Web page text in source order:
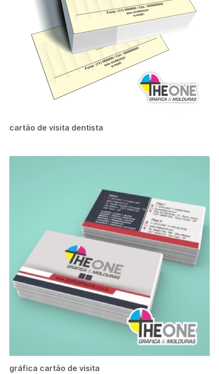
cartão de visita dentista
gráfica cartão de visita